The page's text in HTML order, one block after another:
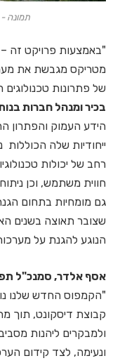
תמונה -
"באמצעות פרויקט זה –
מטריקס מגבשת את
של פתרונות טכנולוגים
בכיר ומנהל חברות
הידע העמוק והפתרון
ייחודיות שלה הכוללות
רחב של יכולות
חווית משתמש, וכן
שצובר תאוצה בשנים
הנוגע להגנת על
אסף אלדר, סמנכ"ל
"הקמפוס החדש שלנו
קבוצת דיסקונט, תוך
ולמבקרים ליהנות
ונעימה, לצד קידום